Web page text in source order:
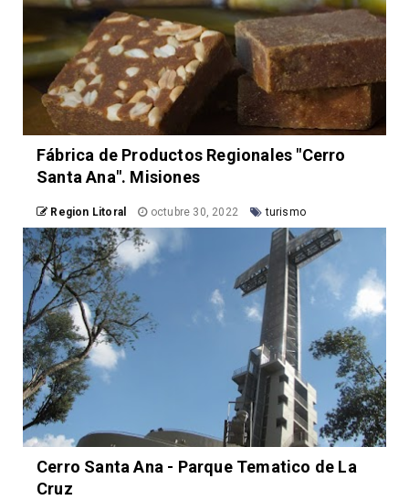
Fábrica de Productos Regionales "Cerro
Santa Ana". Misiones
Region Litoral octubre 30, 2022 turismo
Cerro Santa Ana - Parque Tematico de La
Cruz